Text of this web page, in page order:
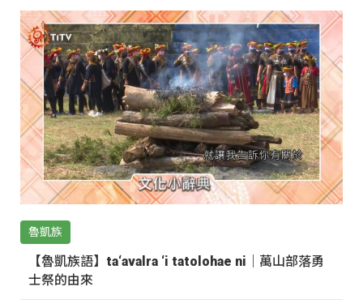
魯凱族
【魯凱族語】ta‘avalra ‘i tatolohae ni｜萬山部落勇
士祭的由來